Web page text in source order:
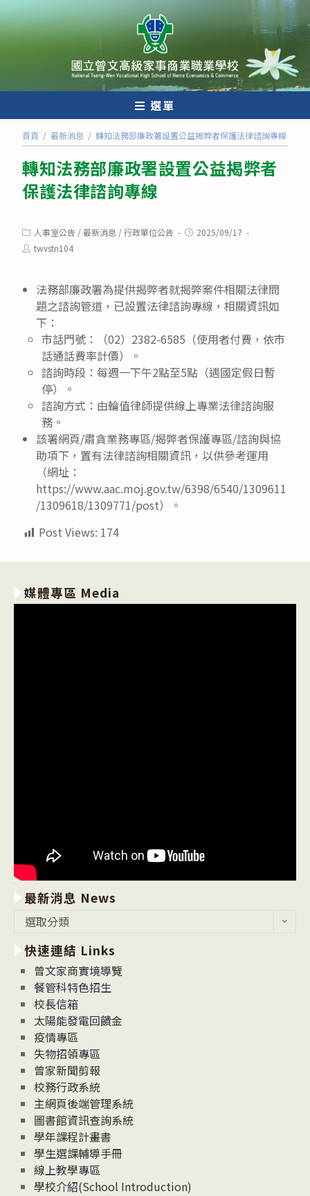
跳
轉
至
內
選單
首頁 / 最新消息 / 轉知法務部廉政署設置公益揭弊者保護法律諮詢專線
轉知法務部廉政署設置公益揭弊者
保護法律諮詢專線
Post
category:
人事室公告 /最新消息 /行政單位公告
Post2025/09/17
Posttwvstn104
法務部廉政署為提供揭弊者就揭弊案件相關法律問
題之諮詢管道，已設置法律諮詢專線，相關資訊如
下：
市話門號：（02）2382-6585（使用者付費，依市
話通話費率計價）。
諮詢時段：每週一下午2點至5點（遇國定假日暫
停）。
諮詢方式：由輪值律師提供線上專業法律諮詢服
務。
該署網頁/肅貪業務專區/揭弊者保護專區/諮詢與協
助項下，置有法律諮詢相關資訊，以供參考運用
（網址：
https://www.aac.moj.gov.tw/6398/6540/1309611
/1309618/1309771/post）。
Post Views: 174
媒體專區 Media
最新消息 News
消
息
News
選取分類
快速連結 Links
曾文家商實境導覽
餐管科特色招生
校長信箱
太陽能發電回饋金
疫情專區
失物招領專區
曾家新聞剪報
校務行政系統
主網頁後端管理系統
圖書館資訊查詢系統
學年課程計畫書
學生選課輔導手冊
線上教學專區
學校介紹(School Introduction)